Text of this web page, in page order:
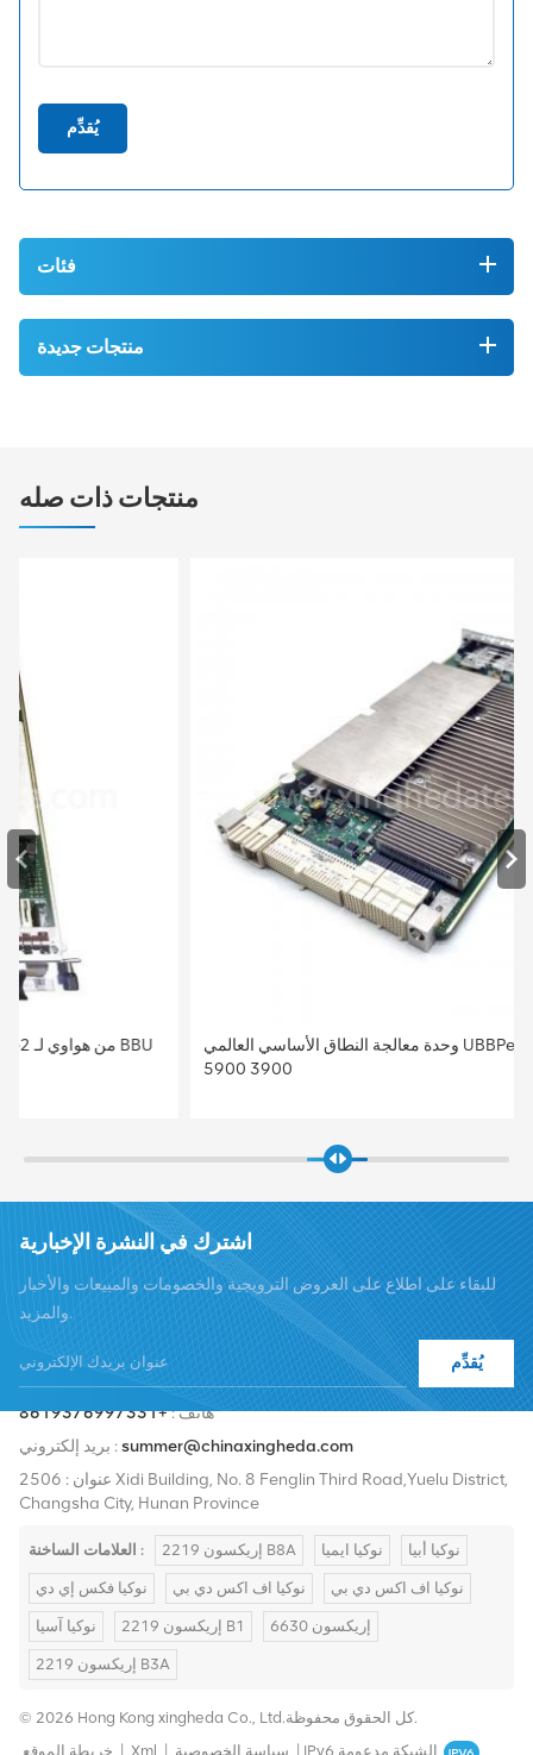
يُقدِّم
فئات
منتجات جديدة
منتجات ذات صله
وحدة معالجة النطاق الأساسي العالمي UBBPe4 من هواوي لـ BBU
اشترك في النشرة الإخبارية
للبقاء على اطلاع على العروض الترويجية والخصومات والمبيعات والأخبار
والمزيد.
يُقدِّم
هاتف :+8619376997331
بريد إلكتروني :summer@chinaxingheda.com
عنوان : 2506 Xidi Building, No. 8 Fenglin Third Road,Yuelu District,
Changsha City, Hunan Province
العلامات الساخنة : إريكسون 2219 B8A نوكيا ايميا نوكيا أبيا
نوكيا فكس إي دي نوكيا اف اكس دي بي نوكيا اف اكس دي بي
نوكيا آسيا إريكسون 2219 B1 إريكسون 6630
إريكسون 2219 B3A
© 2026 Hong Kong xingheda Co., Ltd.كل الحقوق محفوظة.
خريطة الموقع
Xml سياسة الخصوصية IPv6 الشبكة مدعومة